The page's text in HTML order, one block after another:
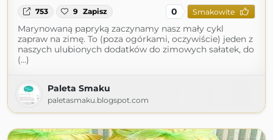
753 9 Zapisz 0 Smakowite
Marynowaną papryką zaczynamy nasz mały cykl
zapraw na zimę. To (poza ogórkami, oczywiście) jeden z
naszych ulubionych dodatków do zimowych sałatek, do
(...)
Paleta Smaku
paletasmaku.blogspot.com